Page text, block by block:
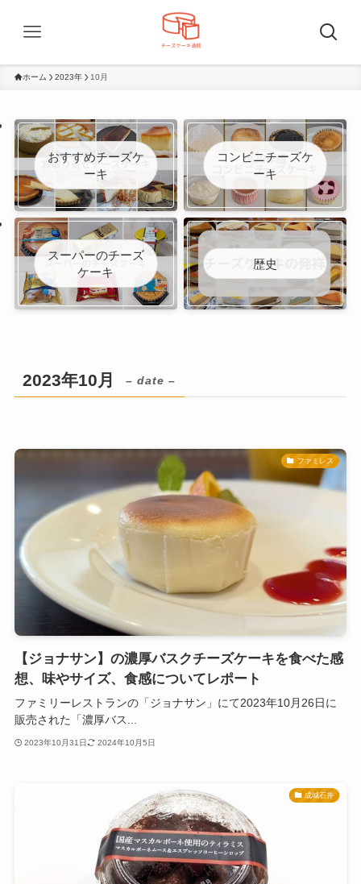
ホーム 2023年 10月
おすすめチーズケ
ーキ
コンビニチーズケ
ーキ
スーパーのチーズ
ケーキ
歴史
2023年10月 – date –
ファミレス
【ジョナサン】の濃厚バスクチーズケーキを食べた感
想、味やサイズ、食感についてレポート
ファミリーレストランの「ジョナサン」にて2023年10月26日に
販売された「濃厚バス...
2023年10月31日 2024年10月5日
成城石井